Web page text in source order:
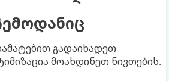
გადაიხადეთ
მოახდინეთ ნივთების.